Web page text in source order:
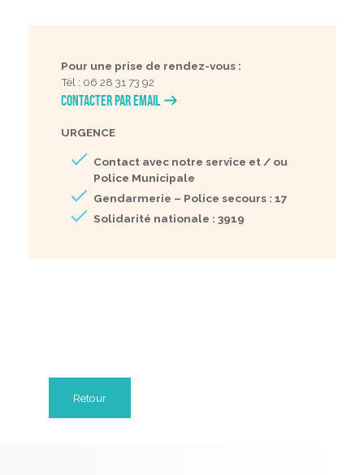
Pour une prise de rendez-vous :
Tél : 06 28 31 73 92
Contacter par email
URGENCE
Contact avec notre service et / ou
Police Municipale
Gendarmerie – Police secours : 17
Solidarité nationale : 3919
Retour